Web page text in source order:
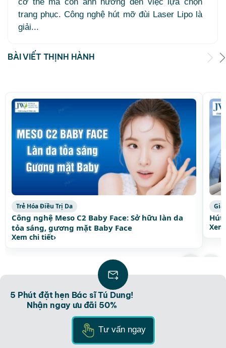
trang phục. Công nghệ hút mỡ đùi Laser Lipo là
giải...
BÀI VIẾT THỊNH HÀNH
Trẻ Hóa Điều Trị Da
Công nghệ Meso C2 Baby Face: Sở hữu làn da
tỏa sáng, gương mặt Baby Face
Xem chi tiết›
Hút
Xem thêm bài viết thịnh hành
5 Phút đặt hẹn Bác sĩ Tú Dung!
Nhận ngay ưu đãi 50%
Tư vấn ngay